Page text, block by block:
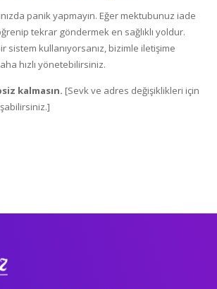
panik yapmayın. Eğer mektubunuz iade
tekrar göndermek en sağlıklı yoldur.
sistem kullanıyorsanız, bizimle iletişime
hızlı yönetebilirsiniz.
kalmasın. [Sevk ve adres değişiklikleri için